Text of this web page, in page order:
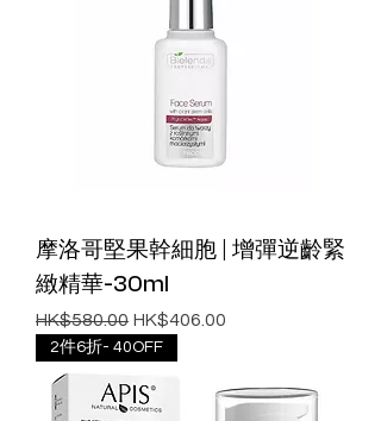
摩洛哥堅果幹細胞 | 增彈逆齡緊
緻精華-30ml
一般價格
HK$580.00 促銷價格
HK$406.00
2件6折- 40OFF